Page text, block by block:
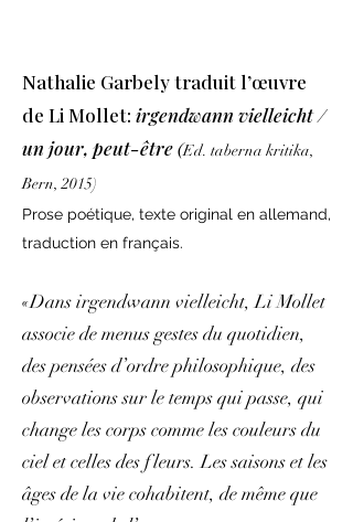
Nathalie Garbely traduit l’œuvre
de Li Mollet: irgendwann vielleicht /
un jour, peut-être (Ed. taberna kritika,
Bern, 2015)
Prose poétique, texte original en allemand,
traduction en français.
«Dans irgendwann vielleicht, Li Mollet
associe de menus gestes du quotidien,
des pensées d’ordre philosophique, des
observations sur le temps qui passe, qui
change les corps comme les couleurs du
ciel et celles des fleurs. Les saisons et les
âges de la vie cohabitent, de même que